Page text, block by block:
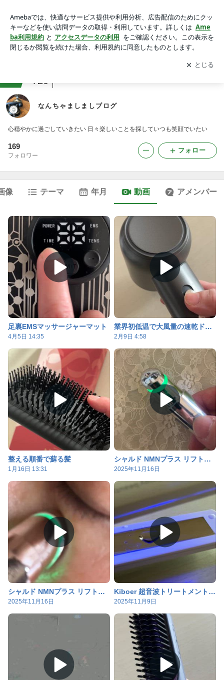
アプリをダウンロードして ブログの更新通知
を受け取りまし
ょう。
開く
720
なんちゃましましブログ
心穏やかに過ごしていきたい 日々楽しいことを探していつも笑顔でいたい
169
フォロワー
フォロー
像 テーマ 年月 動画 アメンバー
足裏EMSマッサージャーマット
4月5日 14:35
業界初低温で大風量の速乾ドライヤー
2月9日 4:58
整える順番で蘇る髪
1月16日 13:31
シャルド NMNプラス リフト振動アイクリーム
2025年11月16日
シャルド NMNプラス リフト振動アイクリーム
2025年11月16日
Kiboer 超音波トリートメントアイロン
2025年11月9日